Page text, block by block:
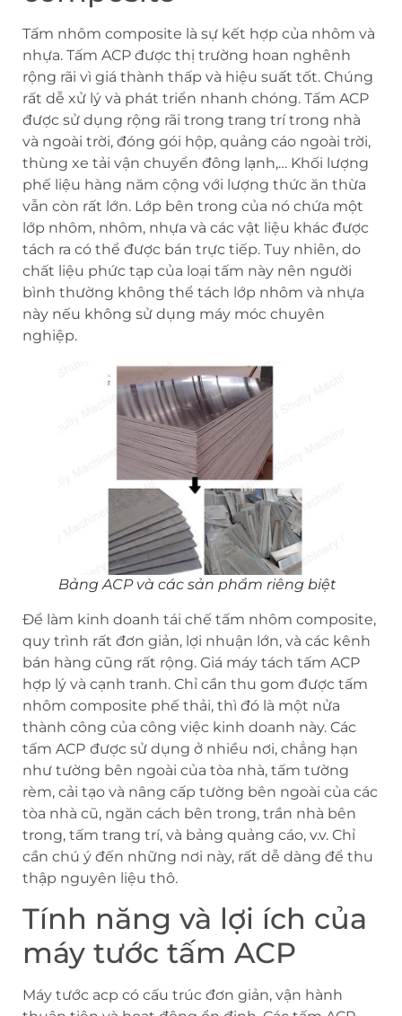
Tấm nhôm composite là sự kết hợp của nhôm và
nhựa. Tấm ACP được thị trường hoan nghênh
rộng rãi vì giá thành thấp và hiệu suất tốt. Chúng
rất dễ xử lý và phát triển nhanh chóng. Tấm ACP
được sử dụng rộng rãi trong trang trí trong nhà
và ngoài trời, đóng gói hộp, quảng cáo ngoài trời,
thùng xe tải vận chuyển đông lạnh,… Khối lượng
phế liệu hàng năm cộng với lượng thức ăn thừa
vẫn còn rất lớn. Lớp bên trong của nó chứa một
lớp nhôm, nhôm, nhựa và các vật liệu khác được
tách ra có thể được bán trực tiếp. Tuy nhiên, do
chất liệu phức tạp của loại tấm này nên người
bình thường không thể tách lớp nhôm và nhựa
này nếu không sử dụng máy móc chuyên
nghiệp.
Bảng ACP và các sản phẩm riêng biệt
Để làm kinh doanh tái chế tấm nhôm composite,
quy trình rất đơn giản, lợi nhuận lớn, và các kênh
bán hàng cũng rất rộng. Giá máy tách tấm ACP
hợp lý và cạnh tranh. Chỉ cần thu gom được tấm
nhôm composite phế thải, thì đó là một nửa
thành công của công việc kinh doanh này. Các
tấm ACP được sử dụng ở nhiều nơi, chẳng hạn
như tường bên ngoài của tòa nhà, tấm tường
rèm, cải tạo và nâng cấp tường bên ngoài của các
tòa nhà cũ, ngăn cách bên trong, trần nhà bên
trong, tấm trang trí, và bảng quảng cáo, v.v. Chỉ
cần chú ý đến những nơi này, rất dễ dàng để thu
thập nguyên liệu thô.
Tính năng và lợi ích của
máy tước tấm ACP
Máy tước acp có cấu trúc đơn giản, vận hành